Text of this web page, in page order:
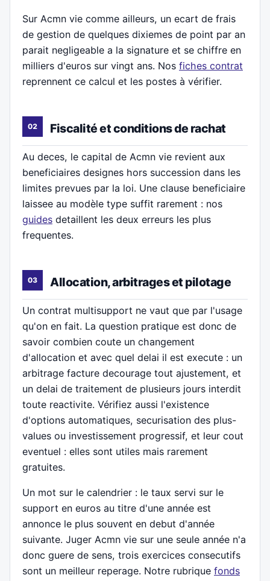
Sur Acmn vie comme ailleurs, un ecart de frais
de gestion de quelques dixiemes de point par an
parait negligeable a la signature et se chiffre en
milliers d'euros sur vingt ans. Nos fiches contrat
reprennent ce calcul et les postes à vérifier.
Fiscalité et conditions de rachat
Au deces, le capital de Acmn vie revient aux
beneficiaires designes hors succession dans les
limites prevues par la loi. Une clause beneficiaire
laissee au modèle type suffit rarement : nos
guides detaillent les deux erreurs les plus
frequentes.
Allocation, arbitrages et pilotage
Un contrat multisupport ne vaut que par l'usage
qu'on en fait. La question pratique est donc de
savoir combien coute un changement
d'allocation et avec quel delai il est execute : un
arbitrage facture decourage tout ajustement, et
un delai de traitement de plusieurs jours interdit
toute reactivite. Vérifiez aussi l'existence
d'options automatiques, securisation des plus-
values ou investissement progressif, et leur cout
eventuel : elles sont utiles mais rarement
gratuites.
Un mot sur le calendrier : le taux servi sur le
support en euros au titre d'une année est
annonce le plus souvent en debut d'année
suivante. Juger Acmn vie sur une seule année n'a
donc guere de sens, trois exercices consecutifs
sont un meilleur reperage. Notre rubrique fonds